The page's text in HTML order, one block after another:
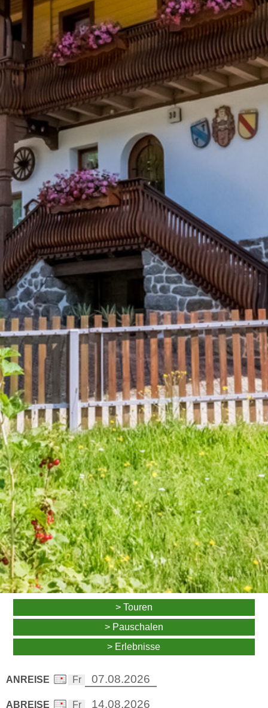
> Touren
> Pauschalen
> Erlebnisse
ANREISE
ABREISE